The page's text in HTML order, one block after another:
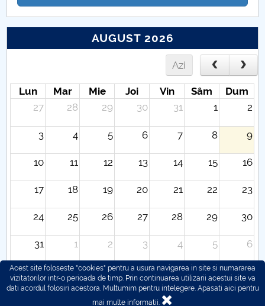
AUGUST 2026
Azi
Lun Mar Mie Joi Vin Sâm
Dum
27
28 29 30 31 1 2
3 4 5 6 7 8 9
10 11 12 13 14 15 16
17 18 19 20 21 22 23
24 25 26 27 28 29 30
31 1 2 3 4 5 6
Acest site foloseste "cookies" pentru a usura navigarea in site si numararea
vizitatorilor intr-o perioada de timp. Prin continuarea utilizarii acestui site va
dati acordul folosiri acestora. Multumim pentru intelegere. Apasati aici pentru
mai multe informatii.